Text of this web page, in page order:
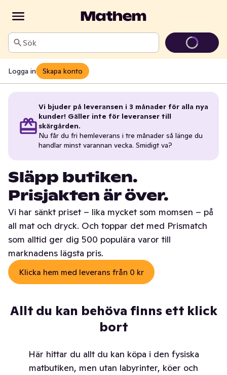
Sök
Logga in Skapa konto
Vi bjuder på leveransen i 3 månader för alla nya
kunder! Gäller inte för leveranser till
skärgården.
Nu får du fri hemleverans i tre månader så länge du
handlar minst varannan vecka. Smidigt va?
Släpp butiken.
Prisjakten är över.
Vi har sänkt priset – lika mycket som momsen – på
all mat och dryck. Och toppar det med Prismatch
som alltid ger dig 500 populära varor till
marknadens lägsta pris.
Klicka hem med leverans från 0 kr
Allt du kan behöva finns ett klick
bort
Här hittar du allt du kan köpa i den fysiska
matbutiken, men utan labyrinter, köer och